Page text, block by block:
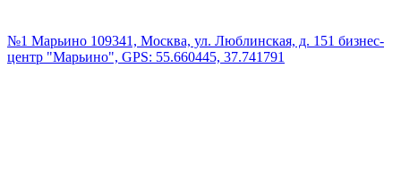
№1 Марьино 109341, Москва, ул. Люблинская, д. 151 бизнес-
центр "Марьино", GPS: 55.660445, 37.741791